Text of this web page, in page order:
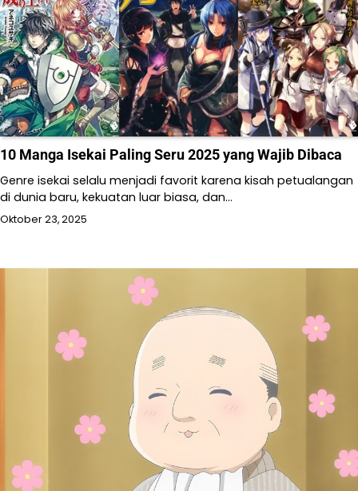
10 Manga Isekai Paling Seru 2025 yang Wajib Dibaca
Genre isekai selalu menjadi favorit karena kisah petualangan
di dunia baru, kekuatan luar biasa, dan…
Oktober 23, 2025